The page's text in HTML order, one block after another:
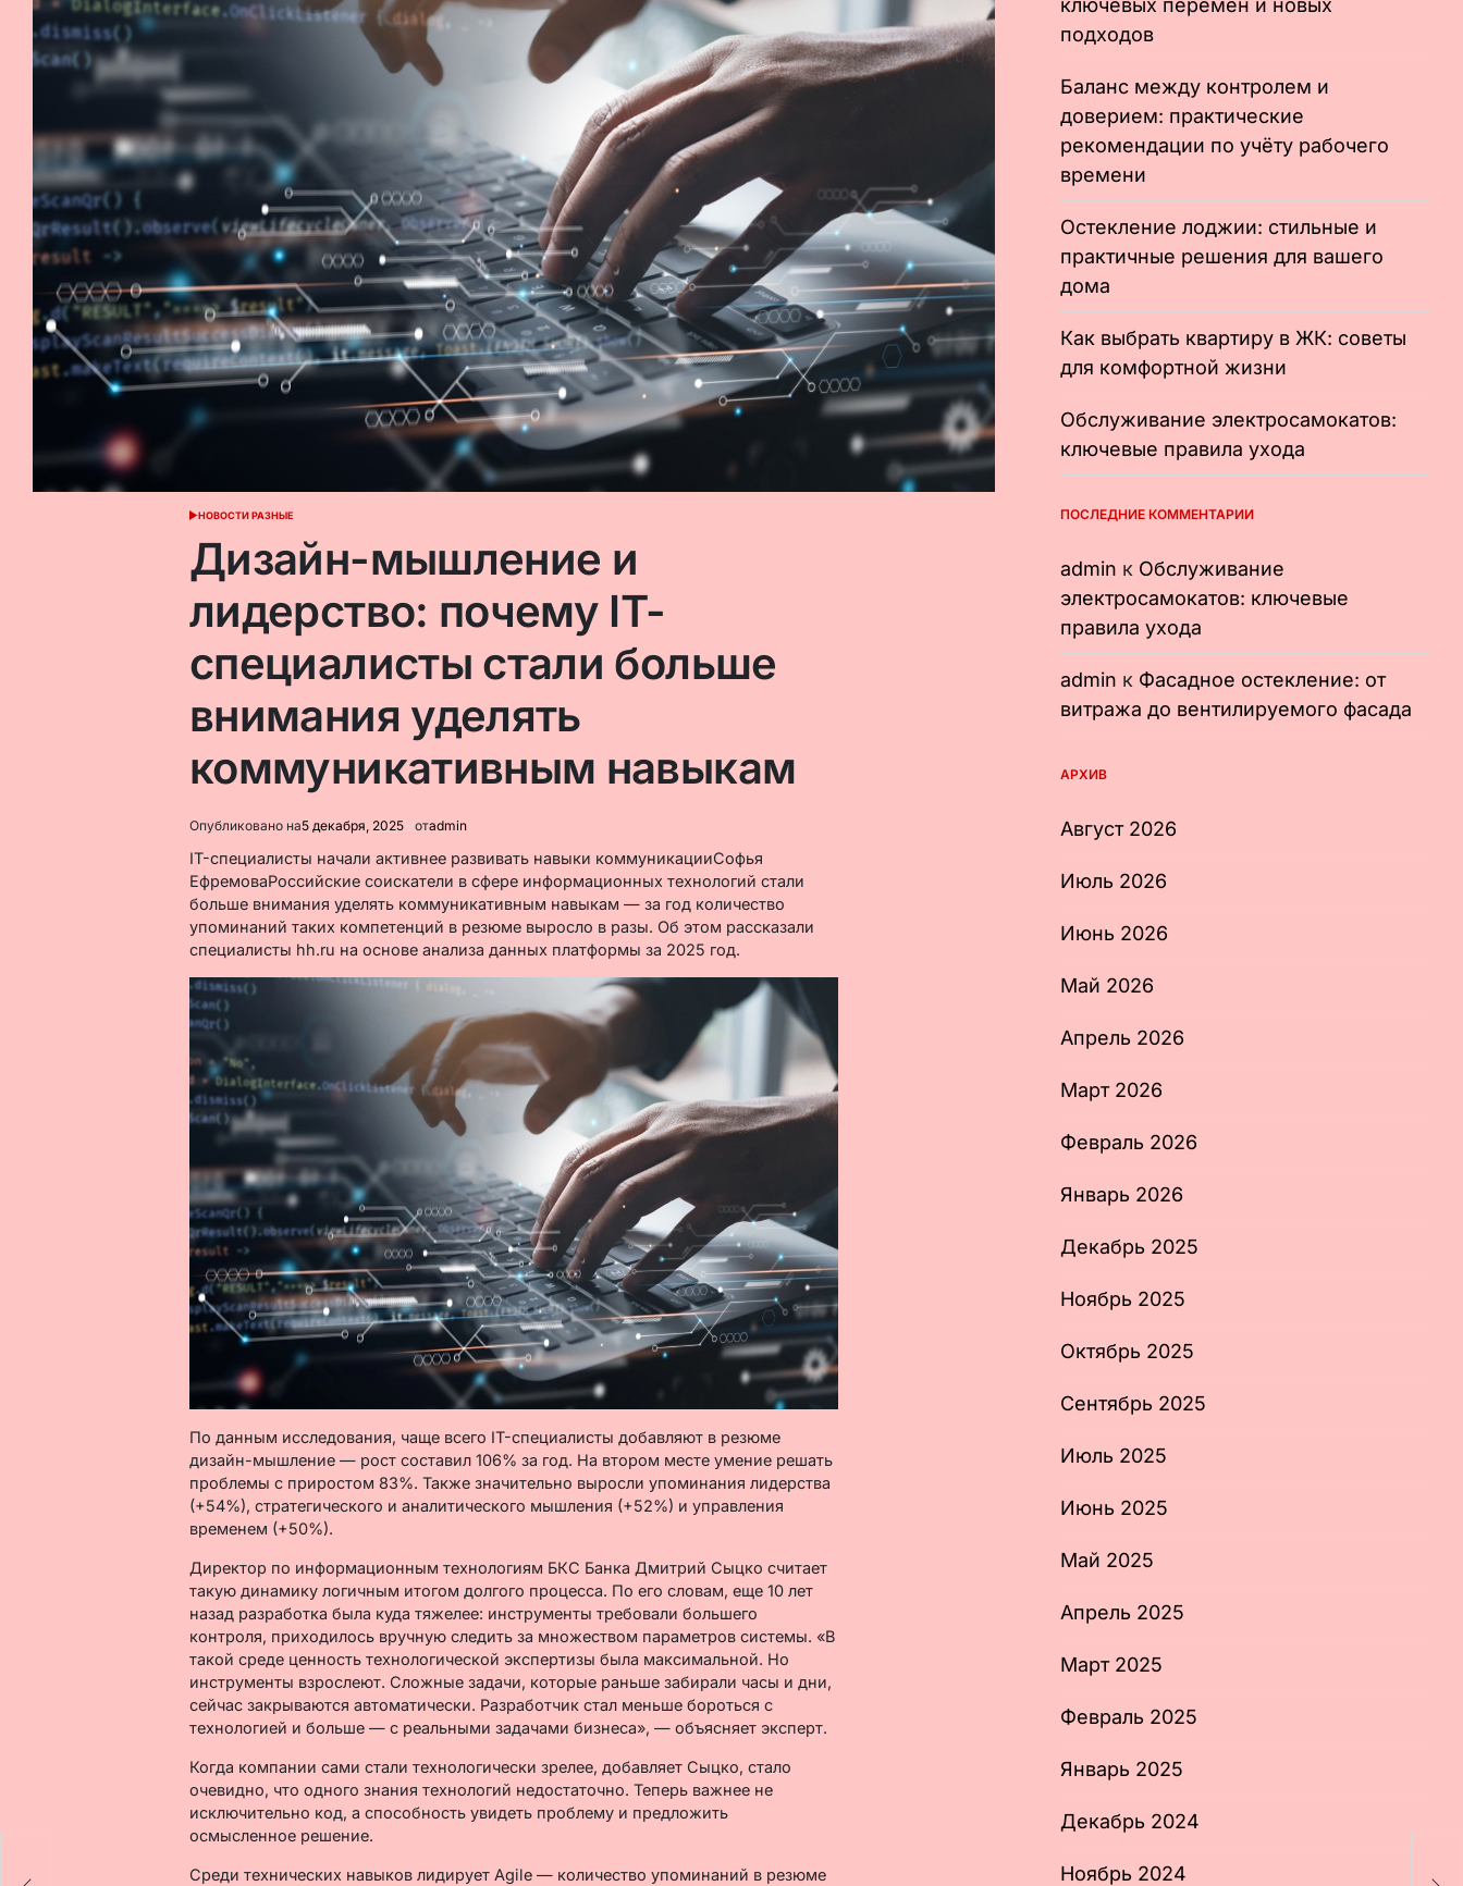
ОПУБЛИКОВАНО
НОВОСТИ РАЗНЫЕ
Дизайн-мышление и
лидерство: почему IT-
специалисты стали больше
внимания уделять
коммуникативным навыкам
Опубликовано на5 декабря, 2025 отadmin
IT-специалисты начали активнее развивать навыки коммуникацииСофья
ЕфремоваРоссийские соискатели в сфере информационных технологий стали
больше внимания уделять коммуникативным навыкам — за год количество
упоминаний таких компетенций в резюме выросло в разы. Об этом рассказали
специалисты hh.ru на основе анализа данных платформы за 2025 год.
По данным исследования, чаще всего IT-специалисты добавляют в резюме
дизайн-мышление — рост составил 106% за год. На втором месте умение решать
проблемы с приростом 83%. Также значительно выросли упоминания лидерства
(+54%), стратегического и аналитического мышления (+52%) и управления
временем (+50%).
Директор по информационным технологиям БКС Банка Дмитрий Сыцко считает
такую динамику логичным итогом долгого процесса. По его словам, еще 10 лет
назад разработка была куда тяжелее: инструменты требовали большего
контроля, приходилось вручную следить за множеством параметров системы. «В
такой среде ценность технологической экспертизы была максимальной. Но
инструменты взрослеют. Сложные задачи, которые раньше забирали часы и дни,
сейчас закрываются автоматически. Разработчик стал меньше бороться с
технологией и больше — с реальными задачами бизнеса», — объясняет эксперт.
Когда компании сами стали технологически зрелее, добавляет Сыцко, стало
очевидно, что одного знания технологий недостаточно. Теперь важнее не
исключительно код, а способность увидеть проблему и предложить
осмысленное решение.
Среди технических навыков лидирует Agile — количество упоминаний в резюме
ключевых перемен и новых
подходов
Баланс между контролем и
доверием: практические
рекомендации по учёту рабочего
времени
Остекление лоджии: стильные и
практичные решения для вашего
дома
Как выбрать квартиру в ЖК: советы
для комфортной жизни
Обслуживание электросамокатов:
ключевые правила ухода
ПОСЛЕДНИЕ КОММЕНТАРИИ
admin к Обслуживание
электросамокатов: ключевые
правила ухода
admin к Фасадное остекление: от
витража до вентилируемого фасада
АРХИВ
Август 2026
Июль 2026
Июнь 2026
Май 2026
Апрель 2026
Март 2026
Февраль 2026
Январь 2026
Декабрь 2025
Ноябрь 2025
Октябрь 2025
Сентябрь 2025
Июль 2025
Июнь 2025
Май 2025
Апрель 2025
Март 2025
Февраль 2025
Январь 2025
Декабрь 2024
Ноябрь 2024